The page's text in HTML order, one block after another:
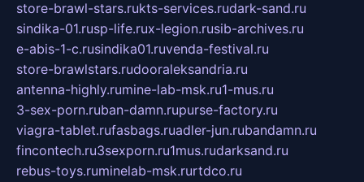
store-brawl-stars.rukts-services.rudark-sand.ru
sindika-01.rusp-life.rux-legion.rusib-archives.ru
e-abis-1-c.rusindika01.ruvenda-festival.ru
store-brawlstars.rudooraleksandria.ru
antenna-highly.rumine-lab-msk.ru1-mus.ru
3-sex-porn.ruban-damn.rupurse-factory.ru
viagra-tablet.rufasbags.ruadler-jun.rubandamn.ru
fincontech.ru3sexporn.ru1mus.rudarksand.ru
rebus-toys.ruminelab-msk.rurtdco.ru